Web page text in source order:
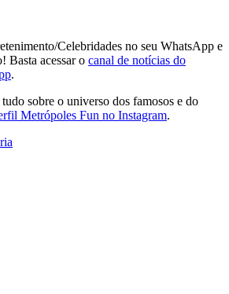
Celebridades no seu WhatsApp e
Basta acessar o canal de notícias do
.
sobre o universo dos famosos e do
Metrópoles Fun no Instagram.